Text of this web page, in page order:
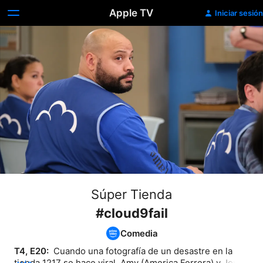
Apple TV Iniciar sesión
Súper Tienda
#cloud9fail
Comedia
T4, E20: Cuando una fotografía de un desastre en la